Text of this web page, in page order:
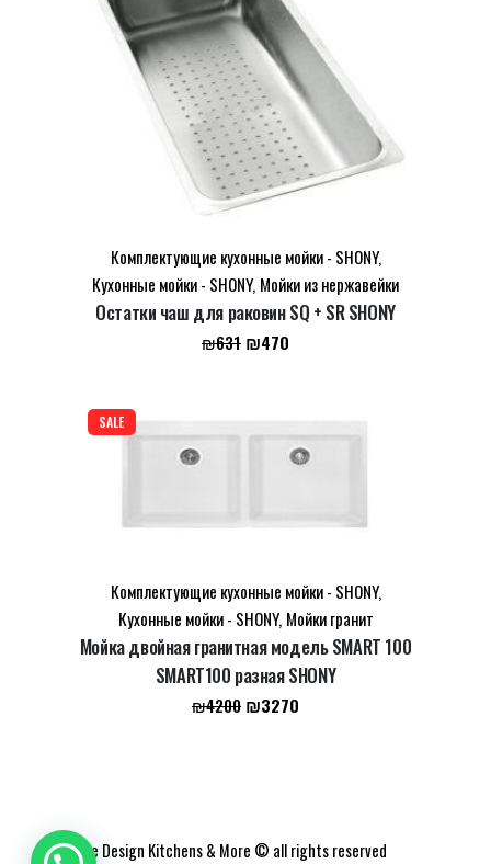
Комплектующие кухонные мойки - SHONY,
Кухонные мойки - SHONY, Мойки из нержавейки
Остатки чаш для раковин SQ + SR SHONY
₪631 Первоначальная
₪470
SALE
Комплектующие кухонные мойки - SHONY,
Кухонные мойки - SHONY, Мойки гранит
Мойка двойная гранитная модель SMART 100
SMART100 разная SHONY
₪4200 Первоначальная
₪3270
Elite Design Kitchens & More © all rights reserved